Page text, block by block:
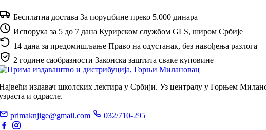
Бесплатна достава За поруџбине преко 5.000 динара
Испорука за 5 до 7 дана Курирском службом GLS, широм Србије
14 дана за предомишљање Право на одустанак, без навођења разлога
2 године саобразности Законска заштита сваке куповине
издавач школских лектира у Србији. Уз централу у Горњем
и одрасле.
primaknjige@gmail.com 032/710-295